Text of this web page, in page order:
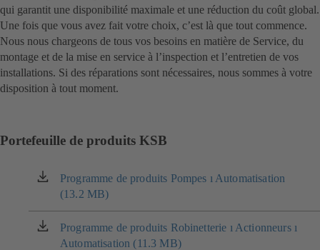
qui garantit une disponibilité maximale et une réduction du coût global.
Une fois que vous avez fait votre choix, c’est là que tout commence.
Nous nous chargeons de tous vos besoins en matière de Service, du
montage et de la mise en service à l’inspection et l’entretien de vos
installations. Si des réparations sont nécessaires, nous sommes à votre
disposition à tout moment.
Portefeuille de produits KSB
Programme de produits Pompes ı Automatisation
(13.2 MB)
(s'ouvre
dans
un
nouvel
onglet)
Programme de produits Robinetterie ı Actionneurs ı
Automatisation (11.3 MB)
(s'ouvre
dans